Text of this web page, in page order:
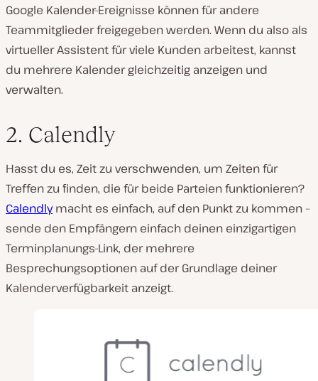
Google Kalender-Ereignisse können für andere
Teammitglieder freigegeben werden. Wenn du also als
virtueller Assistent für viele Kunden arbeitest, kannst
du mehrere Kalender gleichzeitig anzeigen und
verwalten.
2. Calendly
Hasst du es, Zeit zu verschwenden, um Zeiten für
Treffen zu finden, die für beide Parteien funktionieren?
Calendlymacht es einfach, auf den Punkt zu kommen –
sende den Empfängern einfach deinen einzigartigen
Terminplanungs-Link, der mehrere
Besprechungsoptionen auf der Grundlage deiner
Kalenderverfügbarkeit anzeigt.